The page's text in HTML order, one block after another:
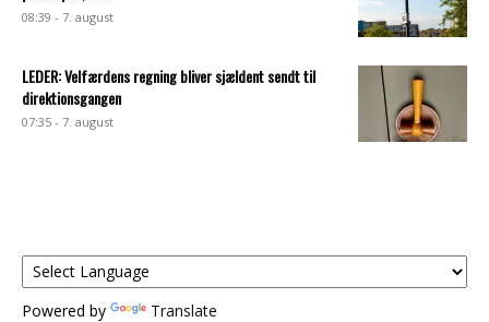
08:39 - 7. august
LEDER: Velfærdens regning bliver sjældent sendt til
direktionsgangen
07:35 - 7. august
Powered by Translate